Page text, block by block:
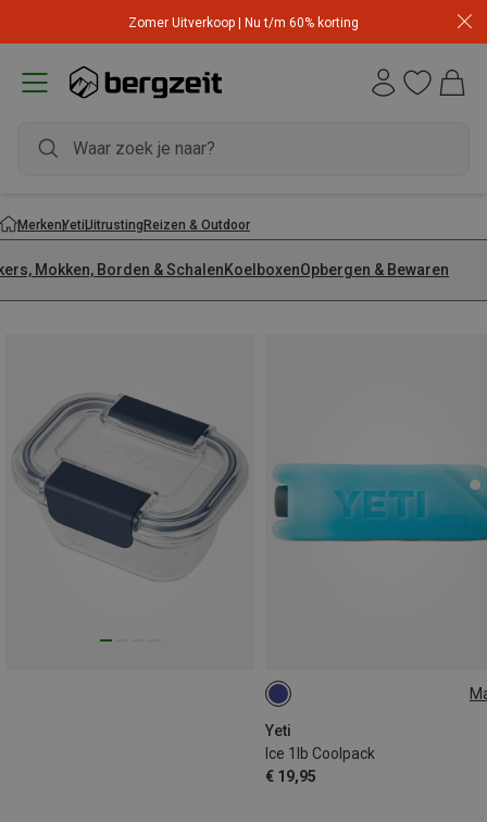
Zomer Uitverkoop | Nu t/m 60% korting
MerkenYetiUitrustingReizen & Outdoor
Mokken, Borden & SchalenKoelboxenOpbergen & Bewaren
Yeti
Ice 1lb Coolpack
€ 19,95
ONE SIZE